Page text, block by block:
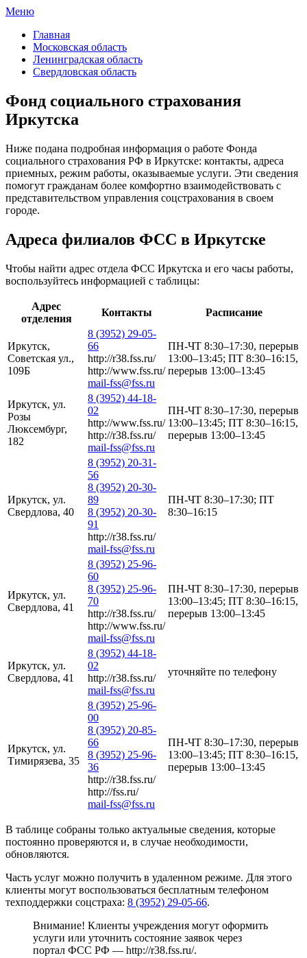
Меню
Главная
Московская область
Ленинградская область
Свердловская область
Фонд социального страхования
Иркутска
Ниже подана подробная информация о работе Фонда
социального страхования РФ в Иркутске: контакты, адреса
приемных, режим работы, оказываемые услуги. Эти сведения
помогут гражданам более комфортно взаимодействовать с
представительством управления соцстрахования в своем
городе.
Адреса филиалов ФСС в Иркутске
Чтобы найти адрес отдела ФСС Иркутска и его часы работы,
воспользуйтесь информацией с таблицы:
Адрес
отделения
Контакты Расписание
Иркутск,
Советская ул.,
109Б
8 (3952) 29-05-
66
http://r38.fss.ru/
http://www.fss.ru/
mail-fss@fss.ru
ПН-ЧТ 8:30–17:30, перерыв
13:00–13:45; ПТ 8:30–16:15,
перерыв 13:00–13:45
Иркутск, ул.
Розы
Люксембург,
182
8 (3952) 44-18-
02
http://www.fss.ru/
http://r38.fss.ru/
mail-fss@fss.ru
ПН-ЧТ 8:30–17:30, перерыв
13:00–13:45; ПТ 8:30–16:15,
перерыв 13:00–13:45
Иркутск, ул.
Свердлова, 40
8 (3952) 20-31-
56
8 (3952) 20-30-
89
8 (3952) 20-30-
91
http://r38.fss.ru/
mail-fss@fss.ru
ПН-ЧТ 8:30–17:30; ПТ
8:30–16:15
Иркутск, ул.
Свердлова, 41
8 (3952) 25-96-
60
8 (3952) 25-96-
70
http://r38.fss.ru/
http://www.fss.ru/
mail-fss@fss.ru
ПН-ЧТ 8:30–17:30, перерыв
13:00–13:45; ПТ 8:30–16:15,
перерыв 13:00–13:45
Иркутск, ул.
Свердлова, 41
8 (3952) 44-18-
02
http://r38.fss.ru/
mail-fss@fss.ru
уточняйте по телефону
Иркутск, ул.
Тимирязева, 35
8 (3952) 25-96-
00
8 (3952) 20-85-
66
8 (3952) 25-96-
36
http://r38.fss.ru/
http://fss.ru/
mail-fss@fss.ru
ПН-ЧТ 8:30–17:30, перерыв
13:00–13:45; ПТ 8:30–16:15,
перерыв 13:00–13:45
В таблице собраны только актуальные сведения, которые
постоянно проверяются и, в случае необходимости,
обновляются.
Часть услуг можно получить в удаленном режиме. Для этого
клиенты могут воспользоваться бесплатным телефоном
техподдержки соцстраха: 8 (3952) 29-05-66.
Внимание! Клиенты учреждения могут оформить
услуги или уточнить состояние заявок через
портал ФСС РФ — http://r38.fss.ru/.